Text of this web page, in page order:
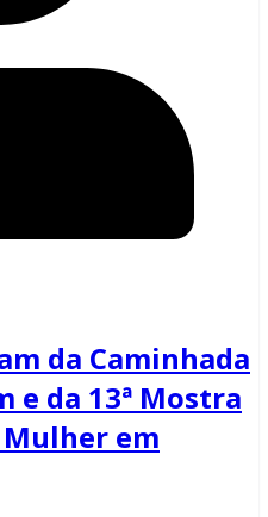
da Caminhada
e da 13ª Mostra
em